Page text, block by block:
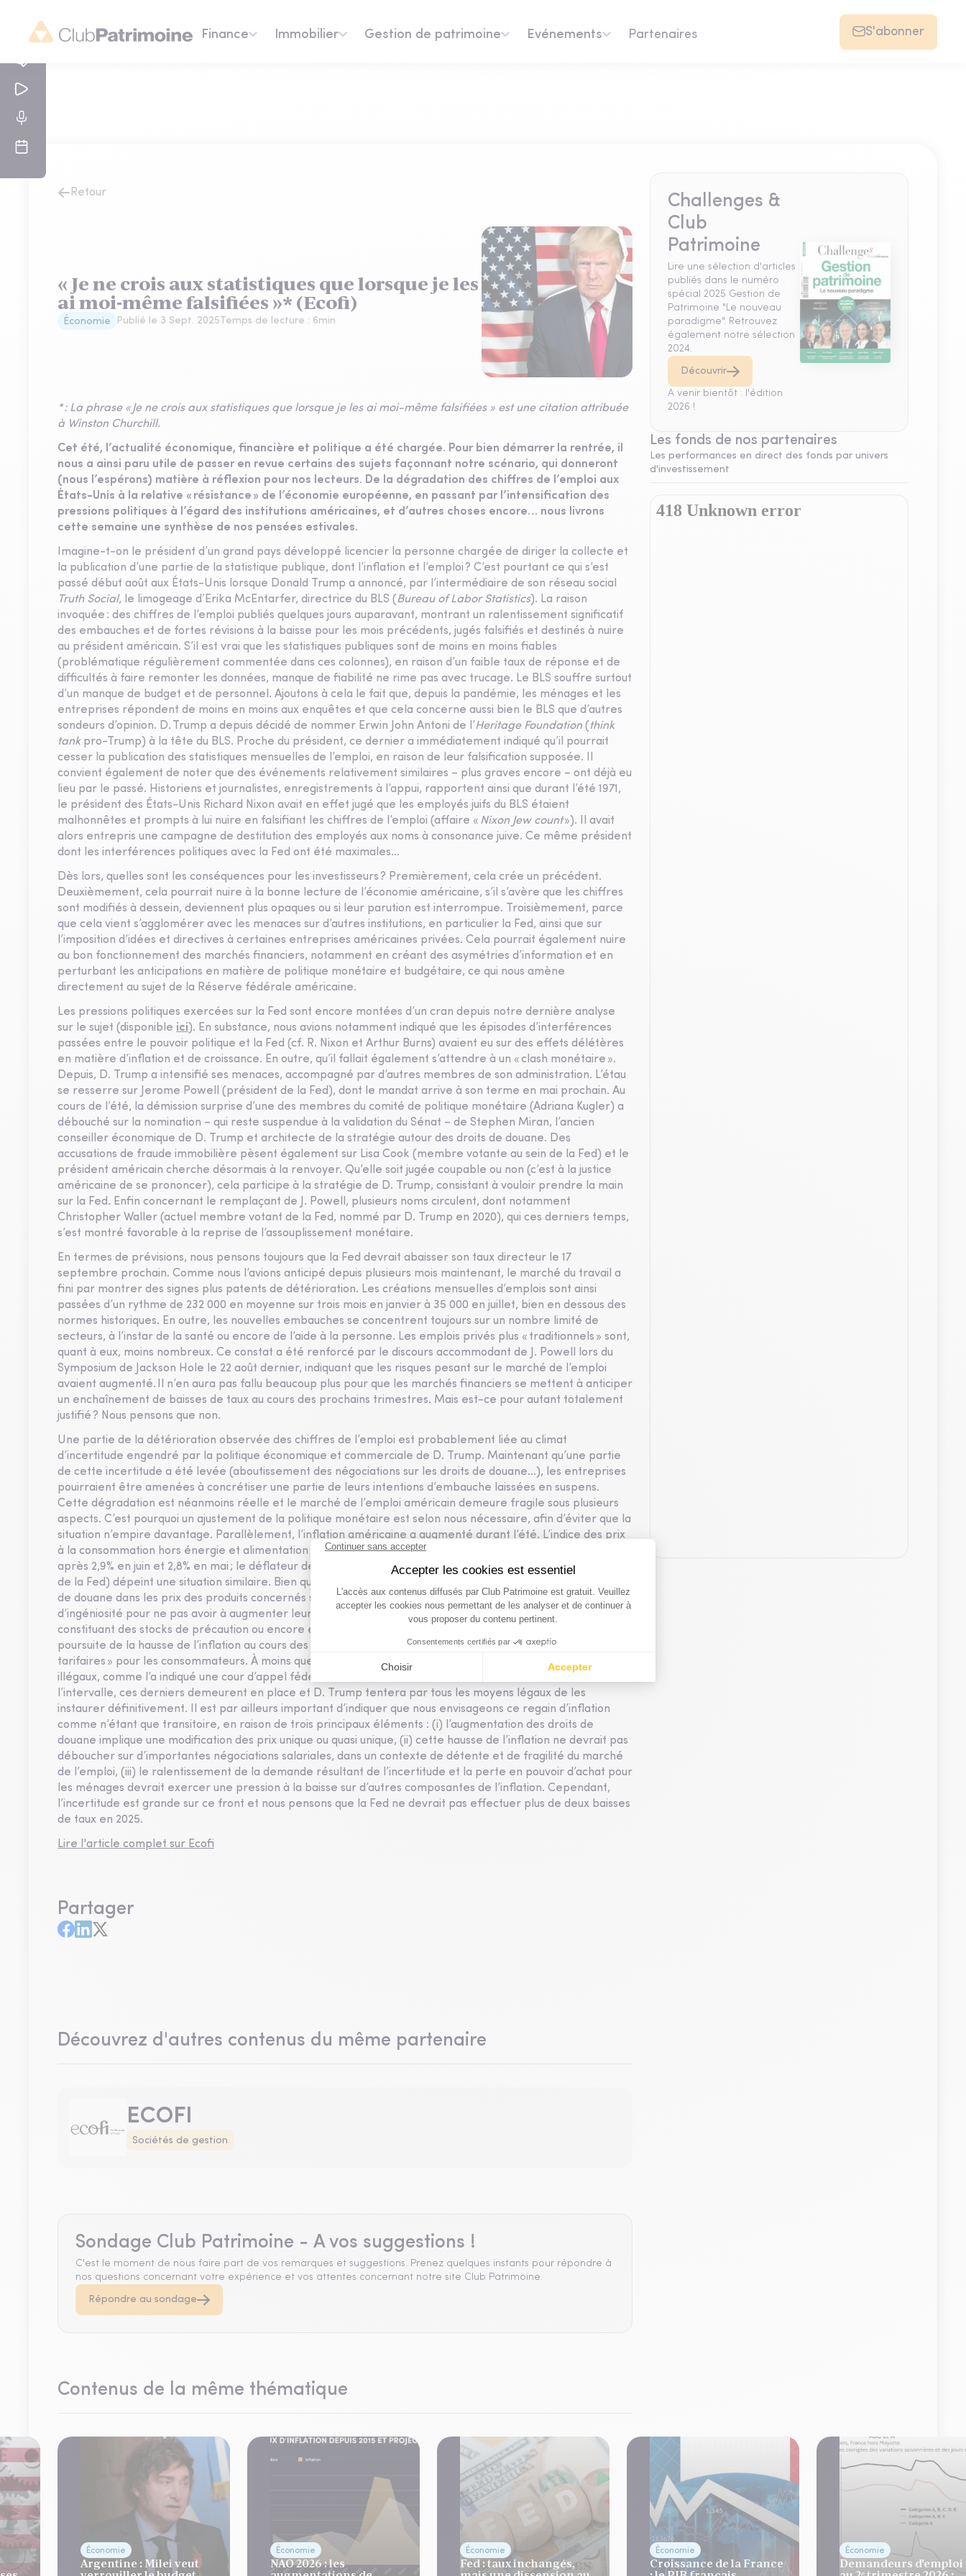
Finance Immobilier Gestion de patrimoine Evénements Partenaires S'abonner
Retour
« Je ne crois aux statistiques que lorsque je les
ai moi-même falsifiées »* (Ecofi)
Économie Publié le 3 Sept. 2025Temps de lecture : 6min
* : La phrase « Je ne crois aux statistiques que lorsque je les ai moi-même falsifiées » est une citation attribuée
à Winston Churchill.
Cet été, l’actualité économique, financière et politique a été chargée. Pour bien démarrer la rentrée, il
nous a ainsi paru utile de passer en revue certains des sujets façonnant notre scénario, qui donneront
(nous l’espérons) matière à réflexion pour nos lecteurs. De la dégradation des chiffres de l’emploi aux
États-Unis à la relative « résistance » de l’économie européenne, en passant par l’intensification des
pressions politiques à l’égard des institutions américaines, et d’autres choses encore… nous livrons
cette semaine une synthèse de nos pensées estivales.
Imagine-t-on le président d’un grand pays développé licencier la personne chargée de diriger la collecte et
la publication d’une partie de la statistique publique, dont l’inflation et l’emploi ? C’est pourtant ce qui s’est
passé début août aux États-Unis lorsque Donald Trump a annoncé, par l’intermédiaire de son réseau social
Truth Social, le limogeage d’Erika McEntarfer, directrice du BLS (Bureau of Labor Statistics). La raison
invoquée : des chiffres de l’emploi publiés quelques jours auparavant, montrant un ralentissement significatif
des embauches et de fortes révisions à la baisse pour les mois précédents, jugés falsifiés et destinés à nuire
au président américain. S’il est vrai que les statistiques publiques sont de moins en moins fiables
(problématique régulièrement commentée dans ces colonnes), en raison d’un faible taux de réponse et de
difficultés à faire remonter les données, manque de fiabilité ne rime pas avec trucage. Le BLS souffre surtout
d’un manque de budget et de personnel. Ajoutons à cela le fait que, depuis la pandémie, les ménages et les
entreprises répondent de moins en moins aux enquêtes et que cela concerne aussi bien le BLS que d’autres
sondeurs d’opinion. D. Trump a depuis décidé de nommer Erwin John Antoni de l’Heritage Foundation ( think
tankpro-Trump) à la tête du BLS. Proche du président, ce dernier a immédiatement indiqué qu’il pourrait
cesser la publication des statistiques mensuelles de l’emploi, en raison de leur falsification supposée. Il
convient également de noter que des événements relativement similaires – plus graves encore – ont déjà eu
lieu par le passé. Historiens et journalistes, enregistrements à l’appui, rapportent ainsi que durant l’été 1971,
le président des États-Unis Richard Nixon avait en effet jugé que les employés juifs du BLS étaient
malhonnêtes et prompts à lui nuire en falsifiant les chiffres de l’emploi (affaire « Nixon Jew count»). Il avait
alors entrepris une campagne de destitution des employés aux noms à consonance juive. Ce même président
dont les interférences politiques avec la Fed ont été maximales…
Dès lors, quelles sont les conséquences pour les investisseurs ? Premièrement, cela crée un précédent.
Deuxièmement, cela pourrait nuire à la bonne lecture de l’économie américaine, s’il s’avère que les chiffres
sont modifiés à dessein, deviennent plus opaques ou si leur parution est interrompue. Troisièmement, parce
que cela vient s’agglomérer avec les menaces sur d’autres institutions, en particulier la Fed, ainsi que sur
l’imposition d’idées et directives à certaines entreprises américaines privées. Cela pourrait également nuire
au bon fonctionnement des marchés financiers, notamment en créant des asymétries d’information et en
perturbant les anticipations en matière de politique monétaire et budgétaire, ce qui nous amène
directement au sujet de la Réserve fédérale américaine.
Les pressions politiques exercées sur la Fed sont encore montées d’un cran depuis notre dernière analyse
sur le sujet (disponible ici). En substance, nous avions notamment indiqué que les épisodes d’interférences
passées entre le pouvoir politique et la Fed (cf. R. Nixon et Arthur Burns) avaient eu sur des effets délétères
en matière d’inflation et de croissance. En outre, qu’il fallait également s’attendre à un « clash monétaire ».
Depuis, D. Trump a intensifié ses menaces, accompagné par d’autres membres de son administration. L’étau
se resserre sur Jerome Powell (président de la Fed), dont le mandat arrive à son terme en mai prochain. Au
cours de l’été, la démission surprise d’une des membres du comité de politique monétaire (Adriana Kugler) a
débouché sur la nomination – qui reste suspendue à la validation du Sénat – de Stephen Miran, l’ancien
conseiller économique de D. Trump et architecte de la stratégie autour des droits de douane. Des
accusations de fraude immobilière pèsent également sur Lisa Cook (membre votante au sein de la Fed) et le
président américain cherche désormais à la renvoyer. Qu’elle soit jugée coupable ou non (c’est à la justice
américaine de se prononcer), cela participe à la stratégie de D. Trump, consistant à vouloir prendre la main
sur la Fed. Enfin concernant le remplaçant de J. Powell, plusieurs noms circulent, dont notamment
Christopher Waller (actuel membre votant de la Fed, nommé par D. Trump en 2020), qui ces derniers temps,
s’est montré favorable à la reprise de l’assouplissement monétaire.
En termes de prévisions, nous pensons toujours que la Fed devrait abaisser son taux directeur le 17
septembre prochain. Comme nous l’avions anticipé depuis plusieurs mois maintenant, le marché du travail a
fini par montrer des signes plus patents de détérioration. Les créations mensuelles d’emplois sont ainsi
passées d’un rythme de 232 000 en moyenne sur trois mois en janvier à 35 000 en juillet, bien en dessous des
normes historiques. En outre, les nouvelles embauches se concentrent toujours sur un nombre limité de
secteurs, à l’instar de la santé ou encore de l’aide à la personne. Les emplois privés plus « traditionnels » sont,
quant à eux, moins nombreux. Ce constat a été renforcé par le discours accommodant de J. Powell lors du
Symposium de Jackson Hole le 22 août dernier, indiquant que les risques pesant sur le marché de l’emploi
avaient augmenté. Il n’en aura pas fallu beaucoup plus pour que les marchés financiers se mettent à anticiper
un enchaînement de baisses de taux au cours des prochains trimestres. Mais est-ce pour autant totalement
justifié ? Nous pensons que non.
Une partie de la détérioration observée des chiffres de l’emploi est probablement liée au climat
d’incertitude engendré par la politique économique et commerciale de D. Trump. Maintenant qu’une partie
de cette incertitude a été levée (aboutissement des négociations sur les droits de douane…), les entreprises
pouirraient être amenées à concrétiser une partie de leurs intentions d’embauche laissées en suspens.
Cette dégradation est néanmoins réelle et le marché de l’emploi américain demeure fragile sous plusieurs
aspects. C’est pourquoi un ajustement de la politique monétaire est selon nous nécessaire, afin d’éviter que la
situation n’empire davantage. Parallèlement, l’inflation américaine a augmenté durant l’été. L’indice des prix
à la consommation hors énergie et alimentation (indiceCore CPI) a ainsi progressé de 3,1% sur un an en juillet,
après 2,9% en juin et 2,8% en mai ; le déflateur de la consommation des ménages (indice PCE ; cible d’inflation
de la Fed) dépeint une situation similaire. Bien que non linéaire, la transmission de l’augmentation des droits
de douane dans les prix des produits concernés s’accentue. Les entreprises ont jusqu’à présent fait preuve
d’ingéniosité pour ne pas avoir à augmenter leurs prix de vente, en négociant avec leurs fournisseurs, en
constituant des stocks de précaution ou encore en rognant sur leurs marges. Il faut toutefois s’attendre à une
poursuite de la hausse de l’inflation au cours des prochains mois, à mesure de l’atténuation de ces « boucliers
tarifaires » pour les consommateurs. À moins que la plupart de ces nouveaux droits de douane ne soient jugés
illégaux, comme l’a indiqué une cour d’appel fédérale américaine en fin de semaine dernière... Dans
l’intervalle, ces derniers demeurent en place et D. Trump tentera par tous les moyens légaux de les
instaurer définitivement. Il est par ailleurs important d’indiquer que nous envisageons ce regain d’inflation
comme n’étant que transitoire, en raison de trois principaux éléments : (i) l’augmentation des droits de
douane implique une modification des prix unique ou quasi unique, (ii) cette hausse de l’inflation ne devrait pas
déboucher sur d’importantes négociations salariales, dans un contexte de détente et de fragilité du marché
de l’emploi, (iii) le ralentissement de la demande résultant de l’incertitude et la perte en pouvoir d’achat pour
les ménages devrait exercer une pression à la baisse sur d’autres composantes de l’inflation. Cependant,
l’incertitude est grande sur ce front et nous pensons que la Fed ne devrait pas effectuer plus de deux baisses
de taux en 2025.
Lire l'article complet sur Ecofi
Partager
Découvrez d'autres contenus du même partenaire
ECOFI
Sociétés de gestion
Sondage Club Patrimoine - A vos suggestions !
C'est le moment de nous faire part de vos remarques et suggestions. Prenez quelques instants pour répondre à
nos questions concernant votre expérience et vos attentes concernant notre site Club Patrimoine.
Répondre au sondage
Contenus de la même thématique
Économie
Argentine : Milei veut
Économie
NAO 2026 : les
Économie
Fed : taux inchangés,
Économie
Croissance de la France
Économie
Demandeurs d'emploi
Challenges &
Club
Patrimoine
Lire une sélection d'articles
publiés dans le numéro
spécial 2025 Gestion de
Patrimoine "Le nouveau
paradigme". Retrouvez
également notre sélection
2024.
Découvrir
A venir bientôt : l'édition
2026 !
Les fonds de nos partenaires
Les performances en direct des fonds par univers
d'investissement